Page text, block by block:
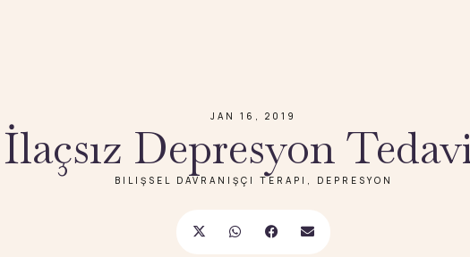
JAN 16, 2019
İlaçsız Depresyon
BILIŞSEL DAVRANIŞÇI TERAPI DEPRESYON